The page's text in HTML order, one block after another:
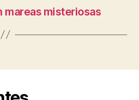
mareas misteriosas